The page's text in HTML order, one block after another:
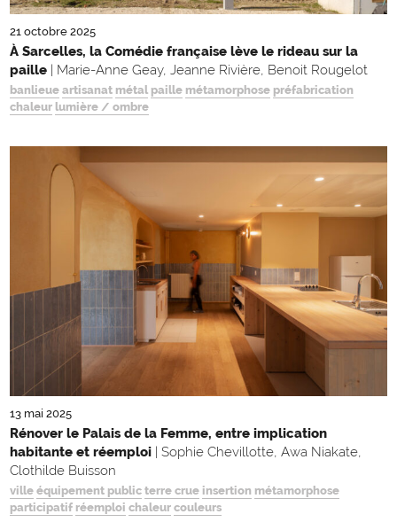
21 octobre 2025
À Sarcelles, la Comédie française lève le rideau sur la
paille | Marie-Anne Geay, Jeanne Rivière, Benoit Rougelot
banlieue artisanat métal paille métamorphose préfabrication
chaleur lumière / ombre
13 mai 2025
Rénover le Palais de la Femme, entre implication
habitante et réemploi | Sophie Chevillotte, Awa Niakate,
Clothilde Buisson
ville équipement public terre crue insertion métamorphose
participatif réemploi chaleur couleurs